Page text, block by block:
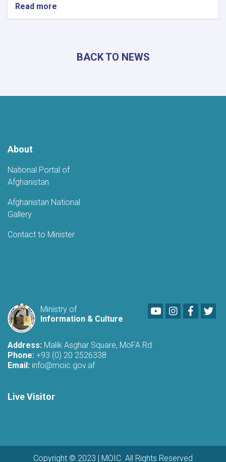
Read more
Khost
Gathering
Fifth
BACK TO NEWS
About
National Portal of
Afghanistan
Afghanistan National
Gallery
Contact to Minister
Ministry of
Information & Culture
YoutubeLinkedIn
Address: Malik Asghar Square, MoFA Rd
Phone: +93 (0) 20 2526338
Email: info@moic.gov.af
Live Visitor
Copyright © 2023 | MOIC. All Rights Reserved